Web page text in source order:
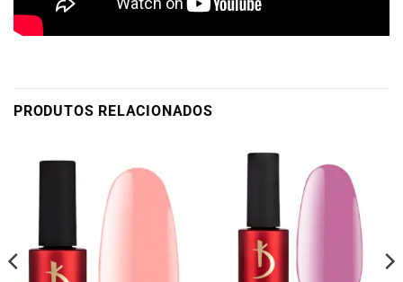
PRODUTOS RELACIONADOS